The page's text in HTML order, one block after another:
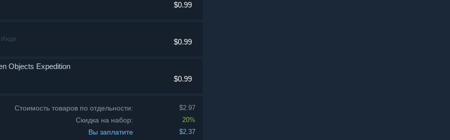
$0.99
$0.99
$0.99
Objects Expedition
$2.97
Стоимость товаров по отдельности:
20%
Скидка на набор:
$2.37
Вы заплатите